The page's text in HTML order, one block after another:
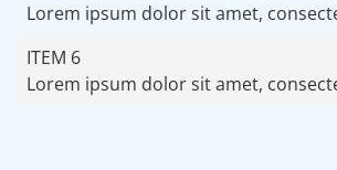
Lorem ipsum dolor sit amet,
ITEM 6
Lorem ipsum dolor sit amet,